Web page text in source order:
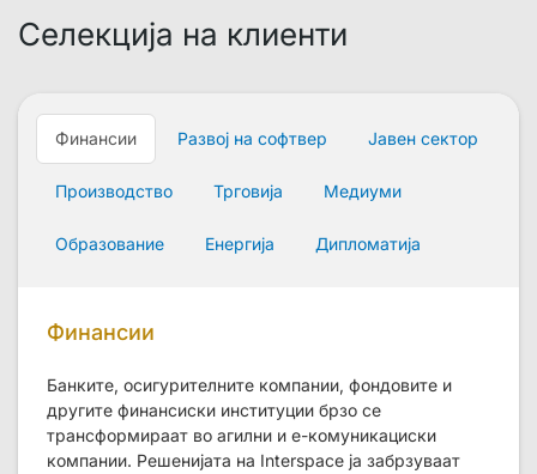
Селекција на клиенти
Финансии Развој на софтвер Јавен сектор
Производство Трговија Медиуми
Образование Енергија Дипломатија
Финансии
Банките, осигурителните компании, фондовите и
другите финансиски институции брзо се
трансформираат во агилни и е-комуникациски
компании. Решенијата на Interspace ја забрзуваат